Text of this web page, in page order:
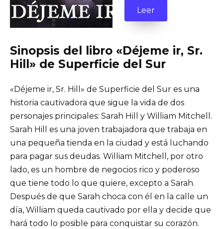
Leer
Sinopsis del libro «Déjeme ir, Sr.
Hill» de Superficie del Sur
«Déjeme ir, Sr. Hill» de Superficie del Sur es una
historia cautivadora que sigue la vida de dos
personajes principales: Sarah Hill y William Mitchell.
Sarah Hill es una joven trabajadora que trabaja en
una pequeña tienda en la ciudad y está luchando
para pagar sus deudas. William Mitchell, por otro
lado, es un hombre de negocios rico y poderoso
que tiene todo lo que quiere, excepto a Sarah.
Después de que Sarah choca con él en la calle un
día, William queda cautivado por ella y decide que
hará todo lo posible para conquistar su corazón.